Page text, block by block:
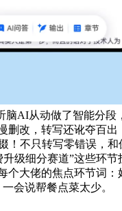
AI从动做了智能分
改，转写还讹夺百
不只转写零错误，
级细分赛道”这些环
大佬的焦点环节词
会说帮餐点菜太少。